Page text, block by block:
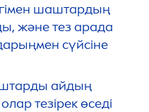
шаштардың
және тез арада
сүйсіне
айдың
тезірек өседі